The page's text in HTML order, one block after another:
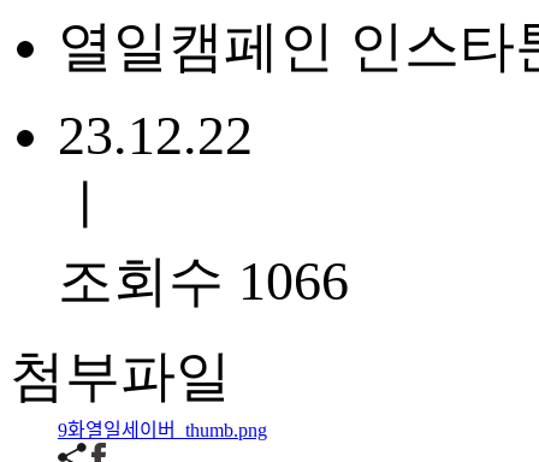
열일캠페인 인스타
23.12.22
조회수 1066
첨부파일
9화열일세이버_thumb.png